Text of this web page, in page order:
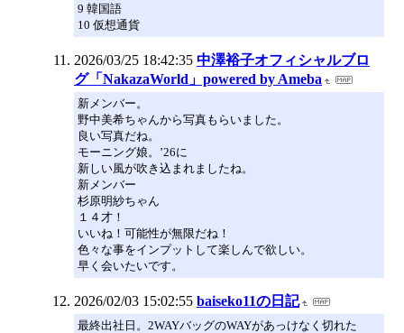
9 韓国語
10 仮想通貨
2026/03/25 18:42:35 中澤裕子オフィシャルブロ
グ「NakazaWorld」powered by Ameba
新メンバー。
野中美希ちゃんから写真もらいました。
良い写真だね。
モーニング娘。’26に
新しい風が吹き込まれましたね。
新メンバー
杉原明紗ちゃん
１４才！
いいね！可能性が無限だね！
色々な事をインプットして楽しんで欲しい。
早く会いたいです。
2026/02/03 15:02:55 baiseko11の日記
最終出社日。2WAYバッグのWAYがあっけなく切れた